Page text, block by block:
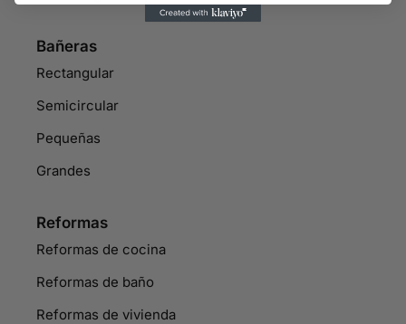
Bañeras
Rectangular
Semicircular
Pequeñas
Grandes
Reformas
Reformas de cocina
Reformas de baño
Reformas de vivienda